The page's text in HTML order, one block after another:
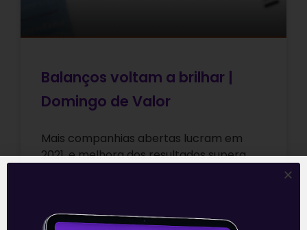
Balanços voltam a brilhar |
Domingo de Valor
Mais companhias abertas lucram em
2021, e melhora dos resultados supera